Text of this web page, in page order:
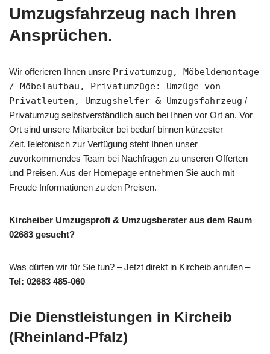
Umzugsfahrzeug nach Ihren
Ansprüchen.
Wir offerieren Ihnen unsre Privatumzug, Möbeldemontage
/ Möbelaufbau, Privatumzüge: Umzüge von
Privatleuten, Umzugshelfer & Umzugsfahrzeug /
Privatumzug selbstverständlich auch bei Ihnen vor Ort an. Vor
Ort sind unsere Mitarbeiter bei bedarf binnen kürzester
Zeit.Telefonisch zur Verfügung steht Ihnen unser
zuvorkommendes Team bei Nachfragen zu unseren Offerten
und Preisen. Aus der Homepage entnehmen Sie auch mit
Freude Informationen zu den Preisen.
Kircheiber Umzugsprofi & Umzugsberater aus dem Raum
02683 gesucht?
Was dürfen wir für Sie tun? – Jetzt direkt in Kircheib anrufen –
Tel: 02683 485-060
Die Dienstleistungen in Kircheib
(Rheinland-Pfalz)